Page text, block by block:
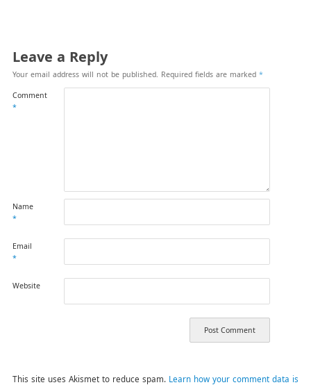
Leave a Reply
Your email address will not be published. Required fields are marked *
Comment
*
Name
*
Email
*
Website
This site uses Akismet to reduce spam. Learn how your comment data is